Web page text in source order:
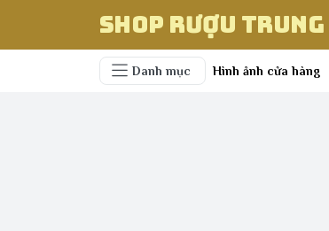
Shop Rượu Trung
Danh mục Hình ảnh cửa hàng